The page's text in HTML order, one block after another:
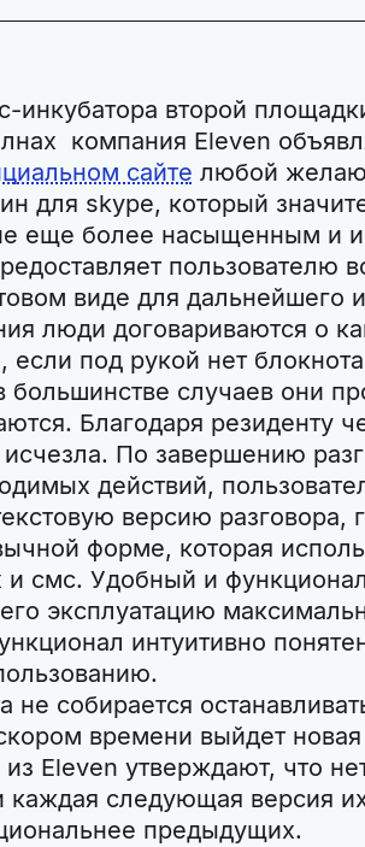
инкубатора второй
компания Eleven
сайте любой
для skype, который
еще более насыщенным и
пользователю
виде для дальнейшего
люди договариваются о
если под рукой нет
большинстве случаев они
Благодаря резиденту
По завершению
действий,
версию разговора,
форме, которая
и смс. Удобный и
эксплуатацию
интуитивно
не собирается
времени выйдет
из Eleven утверждают, что
каждая следующая версия
предыдущих.